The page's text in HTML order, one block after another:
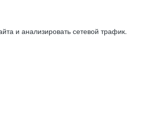
и анализировать сетевой трафик.